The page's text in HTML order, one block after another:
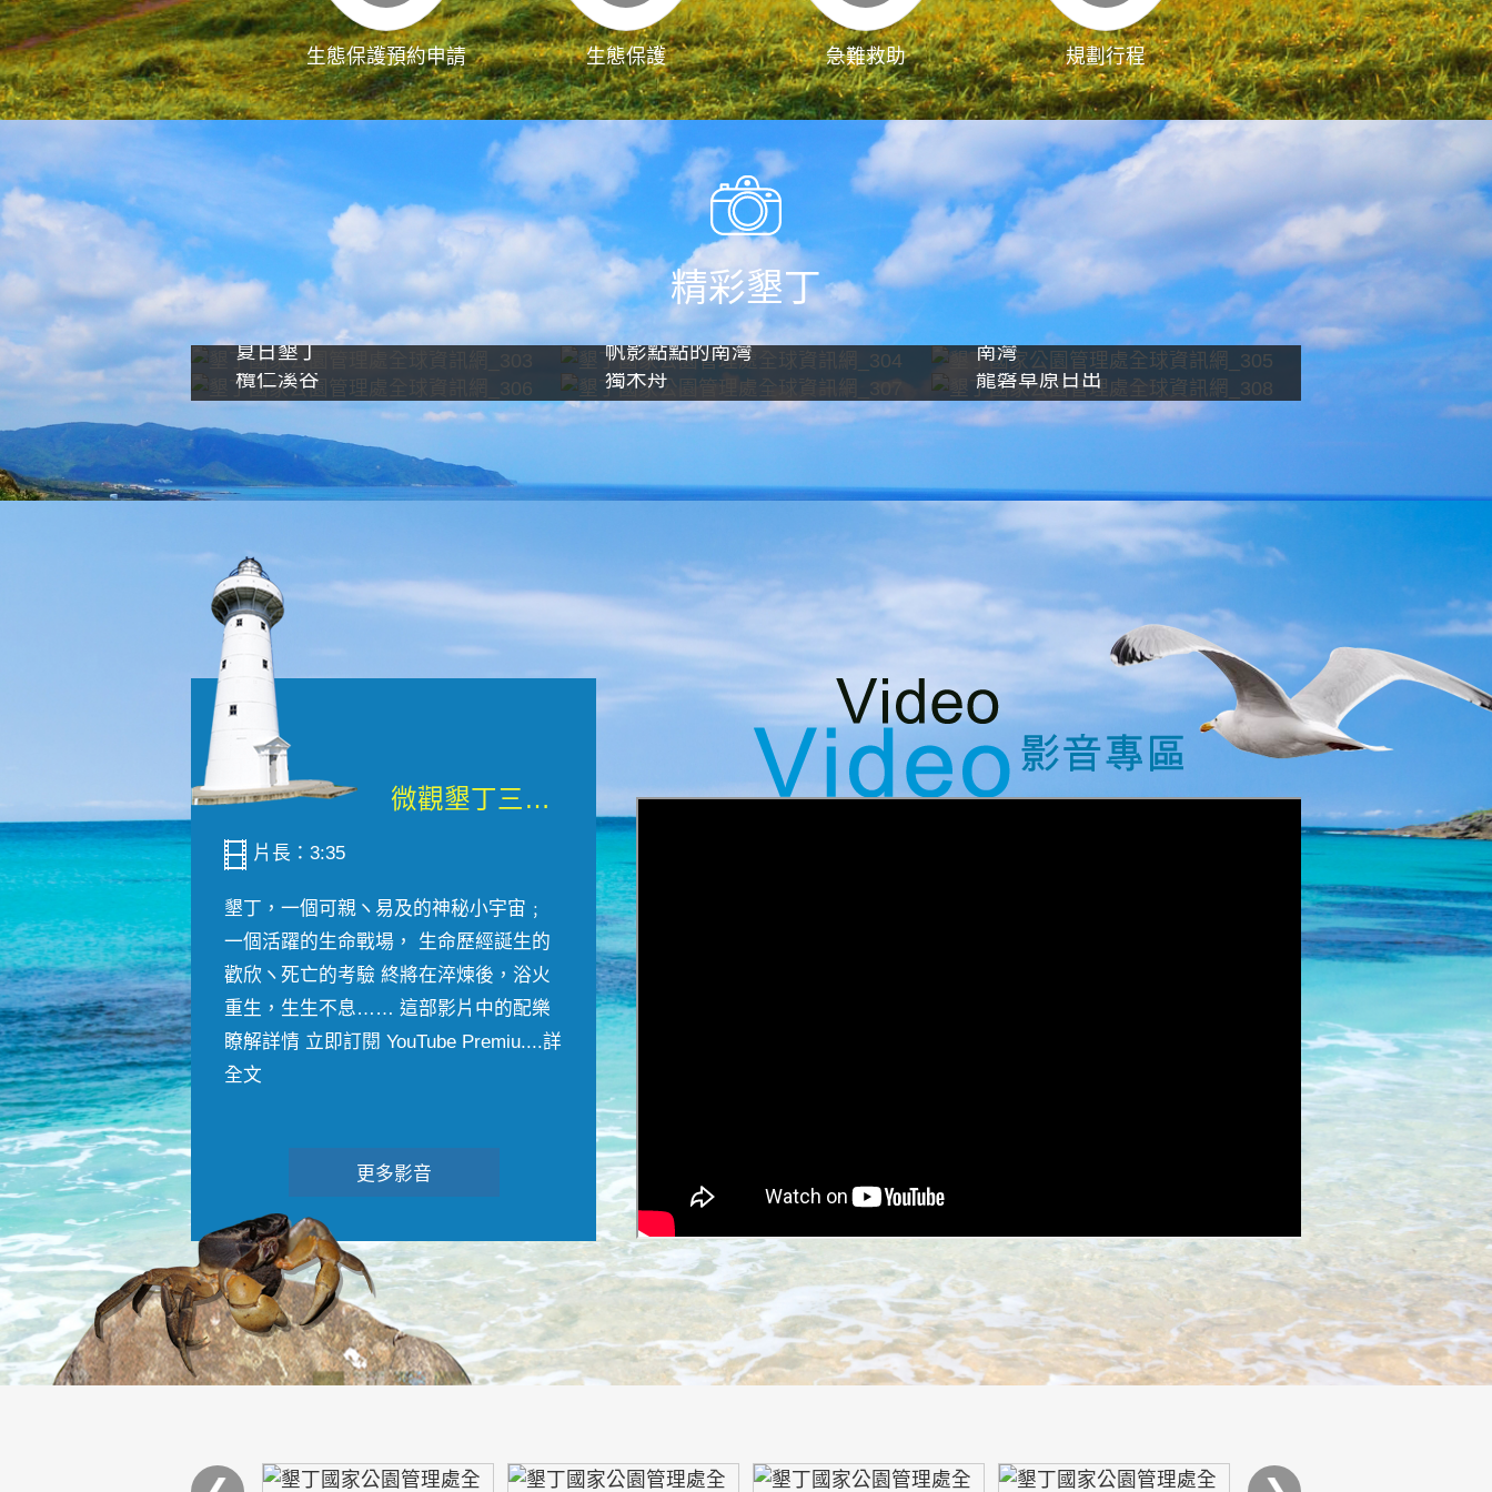
生態保護預約申請 生態保護 急難救助 規劃行程 影像直播
精彩墾丁
夏日墾丁 帆影點點的南灣
南灣
欖仁溪谷
獨木舟 龍磐草原日出
微觀墾丁三部曲 重生....
片長：3:35
墾丁，一個可親ヽ易及的神秘小宇宙﹔
一個活躍的生命戰場， 生命歷經誕生的
歡欣ヽ死亡的考驗 終將在淬煉後，浴火
重生，生生不息…… 這部影片中的配樂
瞭解詳情 立即訂閱 YouTube Premiu....詳
全文
更多影音